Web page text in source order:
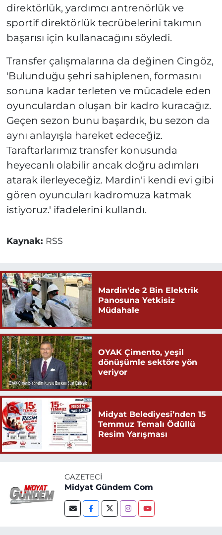
direktörlük, yardımcı antrenörlük ve
sportif direktörlük tecrübelerini takımın
başarısı için kullanacağını söyledi.
Transfer çalışmalarına da değinen Cingöz,
'Bulunduğu şehri sahiplenen, formasını
sonuna kadar terleten ve mücadele eden
oyunculardan oluşan bir kadro kuracağız.
Geçen sezon bunu başardık, bu sezon da
aynı anlayışla hareket edeceğiz.
Taraftarlarımız transfer konusunda
heyecanlı olabilir ancak doğru adımları
atarak ilerleyeceğiz. Mardin'i kendi evi gibi
gören oyuncuları kadromuza katmak
istiyoruz.' ifadelerini kullandı.
Kaynak: RSS
Mardin'de 2 Bin Elektrik
Panosuna Yetkisiz
Müdahale
OYAK Çimento, yeşil
dönüşümle sektöre yön
veriyor
Midyat Belediyesi’nden 15
Temmuz Temalı Ödüllü
Resim Yarışması
GAZETECI
Midyat Gündem Com